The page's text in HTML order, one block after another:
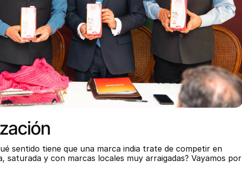
sentido tiene que una marca india trate de competir en
saturada y con marcas locales muy arraigadas? Vayamos por